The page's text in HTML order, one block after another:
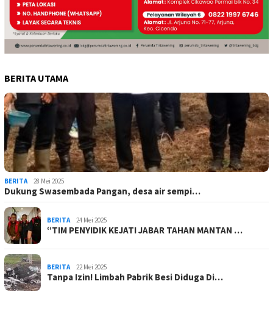
BERITA UTAMA
BERITA 28 Mei 2025
Dukung Swasembada Pangan, desa air sempi…
BERITA 24 Mei 2025
“TIM PENYIDIK KEJATI JABAR TAHAN MANTAN …
BERITA 22 Mei 2025
Tanpa Izin! Limbah Pabrik Besi Diduga Di…